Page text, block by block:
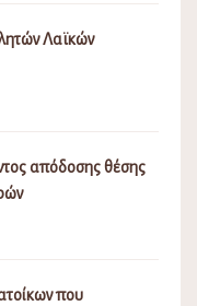
Λαϊκών
απόδοσης θέσης
που